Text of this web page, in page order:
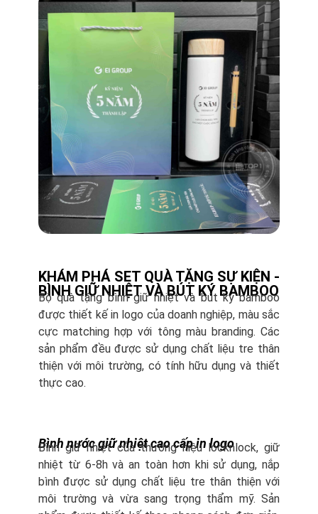
KHÁM PHÁ SET QUÀ TẶNG SỰ KIỆN -
BÌNH GIỮ NHIỆT VÀ BÚT KÝ BAMBOO
Bộ quà tặng bình giữ nhiệt và bút ký bamboo
được thiết kế in logo của doanh nghiệp, màu sắc
cực matching hợp với tông màu branding. Các
sản phẩm đều được sử dụng chất liệu tre thân
thiện với môi trường, có tính hữu dụng và thiết
thực cao.
Bình nước giữ nhiệt cao cấp in logo
Bình giữ nhiệt của thương hiệu locknlock, giữ
nhiệt từ 6-8h và an toàn hơn khi sử dụng, nắp
bình được sử dụng chất liệu tre thân thiện với
môi trường và vừa sang trọng thẩm mỹ. Sản